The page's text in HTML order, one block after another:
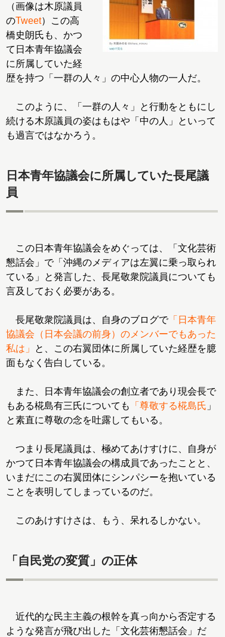
（画像は木原議員
のTweet）この高
橋史朗氏も、かつ
て日本青年協議会
に所属していた経
歴を持つ「一群の人々」の中心人物の一人だ。
このように、「一群の人々」と行動をともにし
続ける木原議員の姿はもはや「中の人」といって
も過言ではなかろう。
日本青年協議会に所属していた長尾議
員
この日本青年協議会をめぐっては、「文化芸術
懇話会」で「沖縄のメディアは左翼に乗っ取られ
ている」と発言した、長尾敬衆院議員についても
言及しておく必要がある。
長尾敬衆院議員は、自身のブログで「日本青年
協議会（日本会議の前身）のメンバーでもあった
私は」
と、この右翼団体に所属していた経歴を臆
面もなく告白している。
また、日本青年協議会の創立者であり現会長で
もある椛島有三氏についても
「尊敬する椛島氏 」
と素直に尊敬の念を吐露してもいる。
つまり長尾議員は、極めてあけすけに、自身が
かつて日本青年協議会の構成員であったことと、
いまだにこの右翼団体にシンパシーを抱いている
ことを表明してしまっているのだ。
このあけすけさは、もう、呆れるしかない。
「自民党の変質」の正体
近代的な民主主義の根幹を真っ向から否定する
ような発言が飛び出した「文化芸術懇話会」だ